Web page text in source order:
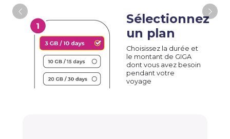
Sélectionnez
un plan
Choisissez la durée et
le montant de GIGA
dont vous avez besoin
pendant votre
voyage